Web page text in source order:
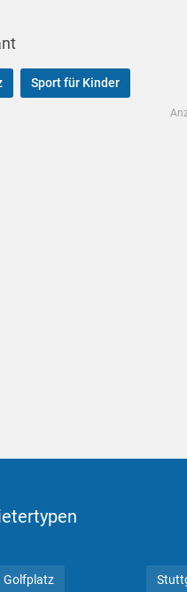
Sport für Kinder
Golfplatz